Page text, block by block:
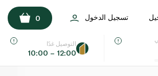
تسجيل الدخول 0
التوصيل غدًا
10:00 – 12:00
Talking Tables Halloween